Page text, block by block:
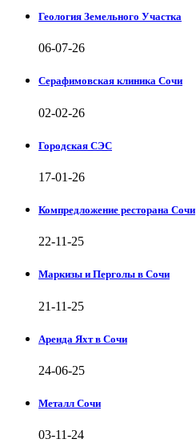
Геология Земельного Участка
06-07-26
Серафимовская клиника Сочи
02-02-26
Городская СЭС
17-01-26
Компредложение ресторана Сочи
22-11-25
Маркизы и Перголы в Сочи
21-11-25
Аренда Яхт в Сочи
24-06-25
Металл Сочи
03-11-24